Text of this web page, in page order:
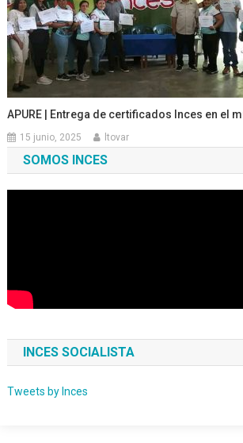
APURE | Entrega de certificados Inces en el
15 junio, 2025 ltovar
SOMOS INCES
INCES SOCIALISTA
Tweets by Inces